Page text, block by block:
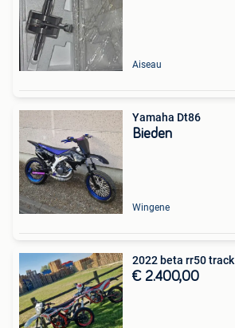
Aiseau
Yamaha Dt86
Bieden
Wingene
2022 beta rr50 track
€ 2.400,00